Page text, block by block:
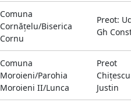
Comuna
Cornăţelu/Biserica
Cornu
Preot:
Gh
Comuna
Moroieni/Parohia
Moroieni II/Lunca
Preot
Chiţescu
Justin